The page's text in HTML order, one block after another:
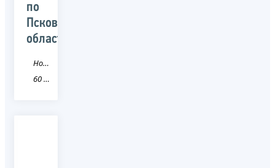
по
Псковской
области
Новость
60 Псковская область